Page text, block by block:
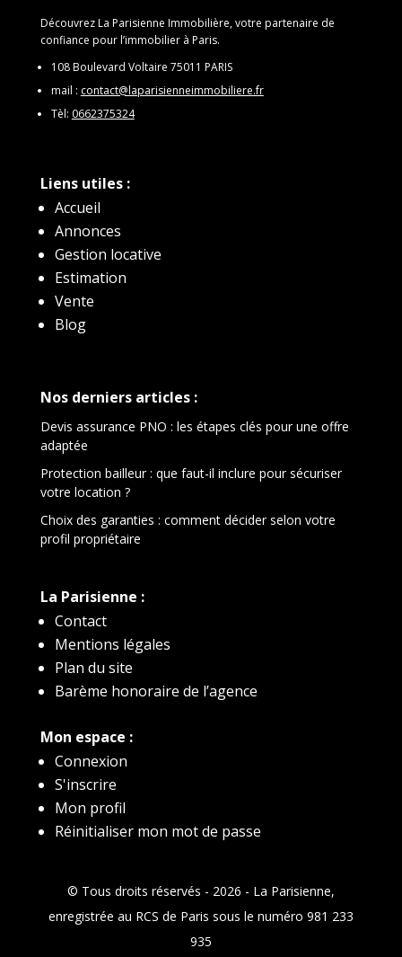
Découvrez La Parisienne Immobilière, votre partenaire de
confiance pour l’immobilier à Paris.
108 Boulevard Voltaire 75011 PARIS
mail : contact@laparisienneimmobiliere.fr
Tèl: 0662375324
Liens utiles :
Accueil
Annonces
Gestion locative
Estimation
Vente
Blog
Nos derniers articles :
Devis assurance PNO : les étapes clés pour une offre
adaptée
Protection bailleur : que faut-il inclure pour sécuriser
votre location ?
Choix des garanties : comment décider selon votre
profil propriétaire
La Parisienne :
Contact
Mentions légales
Plan du site
Barème honoraire de l’agence
Mon espace :
Connexion
S'inscrire
Mon profil
Réinitialiser mon mot de passe
©️ Tous droits réservés - 2026 - La Parisienne,
enregistrée au RCS de Paris sous le numéro 981 233
935